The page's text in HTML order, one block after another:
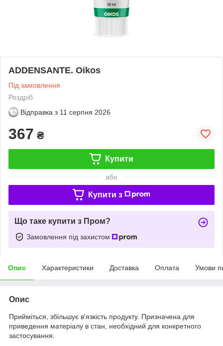
ADDENSANTE. Oikos
Під замовлення
Роздріб
Відправка з 11 серпня 2026
367 ₴
Купити
або
Купити з
Що таке купити з Пром?
Замовлення під захистом
Опис Характеристики Доставка Оплата Умови
Опис
Прийміться, збільшує в'язкість продукту. Призначена для
приведення матеріалу в стан, необхідний для конкретного
застосування.